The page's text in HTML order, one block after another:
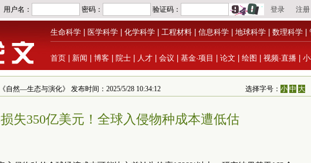
生命科学 医学科学 化学科学 工程材料 信息科学 地球科学 数理科学
首页 新闻 博客 院士 人才 会议 基金·项目 论文 绘图 视频·直播
自然—生态与演化》 发布时间：2025/5/28 10:34:12 选择字号：小 中 大
失350亿美元！全球入侵物种成本遭低估